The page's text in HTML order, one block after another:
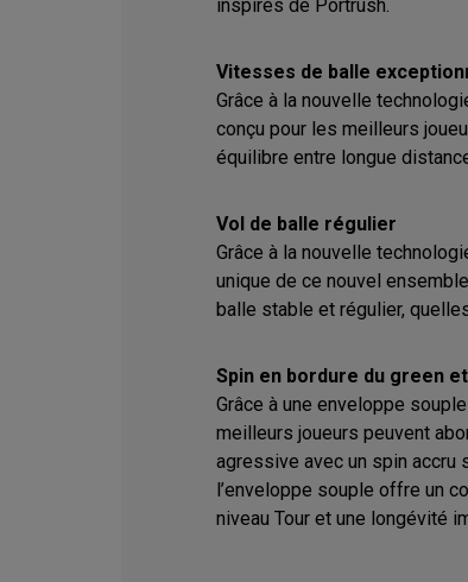
inspirés de Portrush.
Vitesses de balle
Grâce à la nouvelle
conçu pour les meilleurs
équilibre entre longue
Vol de balle régulier
Grâce à la nouvelle
unique de ce nouvel
balle stable et régulier,
Spin en bordure du green
Grâce à une enveloppe
meilleurs joueurs peuvent
agressive avec un spin accru
l’enveloppe souple offre un
niveau Tour et une longévité